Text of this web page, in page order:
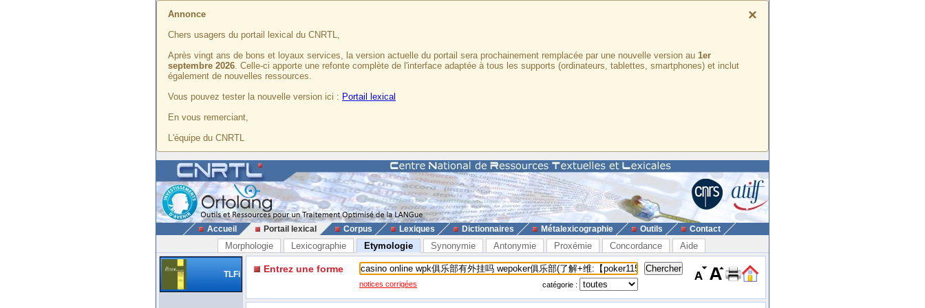
×
Annonce
Chers usagers du portail lexical du CNRTL,
Après vingt ans de bons et loyaux services, la version actuelle du portail sera prochainement remplacée par une nouvelle version au 1er
septembre 2026. Celle-ci apporte une refonte complète de l'interface adaptée à tous les supports (ordinateurs, tablettes, smartphones) et inclut
également de nouvelles ressources.
Vous pouvez tester la nouvelle version ici : Portail lexical
En vous remerciant,
L'équipe du CNRTL
Accueil Portail lexical Corpus Lexiques Dictionnaires Métalexicographie Outils Contact
Morphologie Lexicographie Etymologie Synonymie Antonymie Proxémie Concordance Aide
TLFi Entrez une forme
notices corrigées catégorie :